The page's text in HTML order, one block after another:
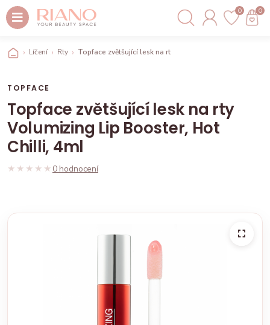
0 0
Líčení Rty Topface zvětšující lesk na rty Volumizing Lip Booster,
TOPFACE
Topface zvětšující lesk na rty
Volumizing Lip Booster, Hot
Chilli, 4ml
★★★★★
★★★★★ 0 hodnocení